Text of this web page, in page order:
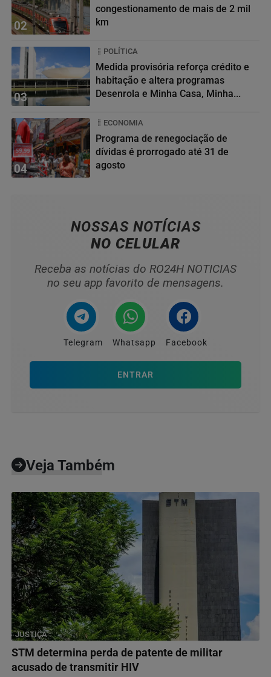
02
congestionamento de mais de 2 mil
km
03
POLÍTICA
Medida provisória reforça crédito e
habitação e altera programas
Desenrola e Minha Casa, Minha...
04
ECONOMIA
Programa de renegociação de
dívidas é prorrogado até 31 de
agosto
NOSSAS NOTÍCIAS
NO CELULAR
Receba as notícias do RO24H NOTICIAS
no seu app favorito de mensagens.
Telegram Whatsapp Facebook
ENTRAR
Veja Também
JUSTIÇA
STM determina perda de patente de militar
acusado de transmitir HIV